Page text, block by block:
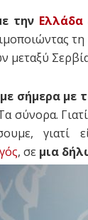
την Ελλάδα
μεταξύ
σήμερα με
σύνορα.
γιατί
, σε μια